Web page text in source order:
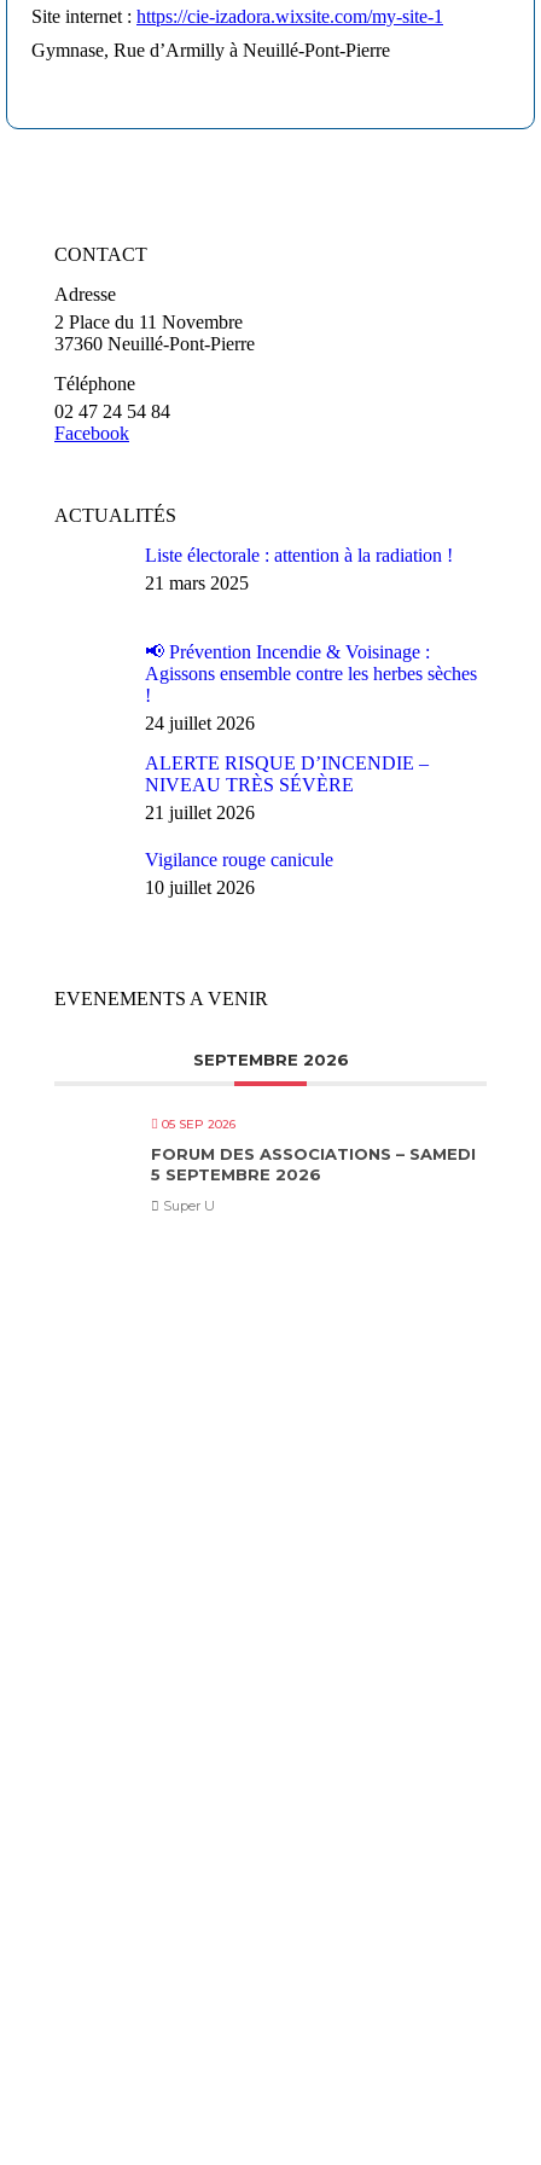
Site internet : https://cie-izadora.wixsite.com/my-site-1
Gymnase, Rue d’Armilly à Neuillé-Pont-Pierre
CONTACT
Adresse
2 Place du 11 Novembre
37360 Neuillé-Pont-Pierre
Téléphone
02 47 24 54 84
Facebook
ACTUALITÉS
Liste électorale : attention à la radiation !
21 mars 2025
📢 Prévention Incendie & Voisinage :
Agissons ensemble contre les herbes sèches
!
24 juillet 2026
ALERTE RISQUE D’INCENDIE –
NIVEAU TRÈS SÉVÈRE
21 juillet 2026
Vigilance rouge canicule
10 juillet 2026
EVENEMENTS A VENIR
SEPTEMBRE 2026
05 SEP 2026
FORUM DES ASSOCIATIONS – SAMEDI
5 SEPTEMBRE 2026
Super U